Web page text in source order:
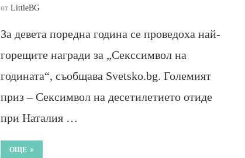
от LittleBG
За девета поредна година се проведоха най-
горещите награди за „Секссимвол на
годината“, съобщава Svetsko.bg. Големият
приз – Сексимвол на десетилетието отиде
при Наталия …
ОЩЕ